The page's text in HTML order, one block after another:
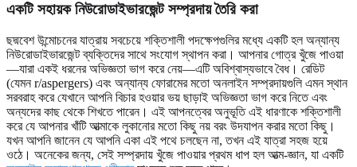
একটি সহায়ক নিউরোডাইভারজেন্ট সম্প্রদায় তৈরি করা
ছদ্মবেশ উন্মোচনের যাত্রায় সবচেয়ে শক্তিশালী পদক্ষেপগুলির মধ্যে একটি হল অন্যান্য
নিউরোডাইভারজেন্ট ব্যক্তিদের সাথে সংযোগ স্থাপন করা। আপনার গোত্র খুঁজে পাওয়া
—যারা একই ধরনের অভিজ্ঞতা ভাগ করে নেয়—এটি অবিশ্বাস্যভাবে বৈধ। রেডিট
(যেমন r/aspergers) এবং অন্যান্য ফোরামের মতো অনলাইন সম্প্রদায়গুলি এমন স্থান
সরবরাহ করে যেখানে আপনি বিচার হওয়ার ভয় ছাড়াই অভিজ্ঞতা ভাগ করে নিতে এবং
অন্যদের কাছ থেকে শিখতে পারেন। এই আপনত্বের অনুভূতি এই ধারণাকে শক্তিশালী
করে যে আপনার খাঁটি আত্মাকে লুকানোর মতো কিছু নয় বরং উদযাপন করার মতো কিছু।
যখন আপনি জানেন যে আপনি একা এই পথে চলছেন না, তখন এই যাত্রা সহজ হয়ে
ওঠে। অনেকের জন্য, সেই সম্প্রদায় খুঁজে পাওয়ার প্রথম ধাপ হল আত্ম-জ্ঞান, যা একটি